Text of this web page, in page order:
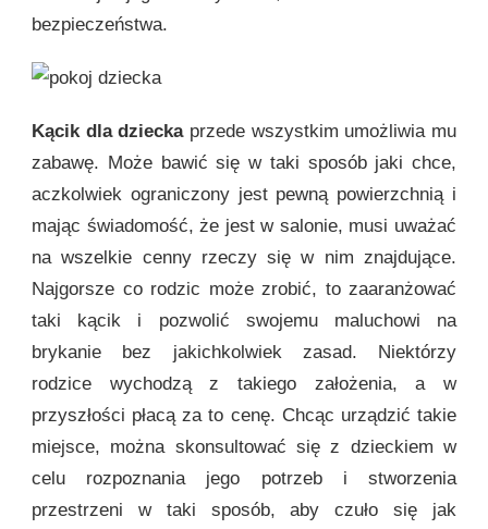
bezpieczeństwa.
Kącik dla dzieckaprzede wszystkim umożliwia mu
zabawę. Może bawić się w taki sposób jaki chce,
aczkolwiek ograniczony jest pewną powierzchnią i
mając świadomość, że jest w salonie, musi uważać
na wszelkie cenny rzeczy się w nim znajdujące.
Najgorsze co rodzic może zrobić, to zaaranżować
taki kącik i pozwolić swojemu maluchowi na
brykanie bez jakichkolwiek zasad. Niektórzy
rodzice wychodzą z takiego założenia, a w
przyszłości płacą za to cenę. Chcąc urządzić takie
miejsce, można skonsultować się z dzieckiem w
celu rozpoznania jego potrzeb i stworzenia
przestrzeni w taki sposób, aby czuło się jak